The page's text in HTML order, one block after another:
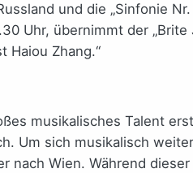
und die „Sinfonie
Uhr, übernimmt der
Haiou Zhang.“
musikalisches Talent
Um sich musikalisch
Wien. Während